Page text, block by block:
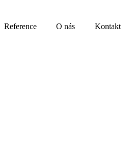
Reference O nás Kontakt